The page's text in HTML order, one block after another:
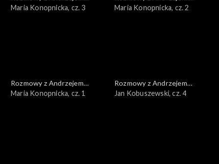
Doboszem
Maria Konopnicka, cz. 3
Doboszem
Maria Konopnicka, cz. 2
Rozmowy z Andrzejem
Doboszem
Maria Konopnicka, cz. 1
Rozmowy z Andrzejem
Doboszem
Jan Kobuszewski, cz. 4